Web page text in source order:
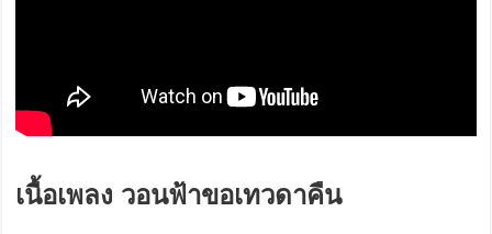
เนื้อเพลง วอนฟ้าขอเทวดาคืน